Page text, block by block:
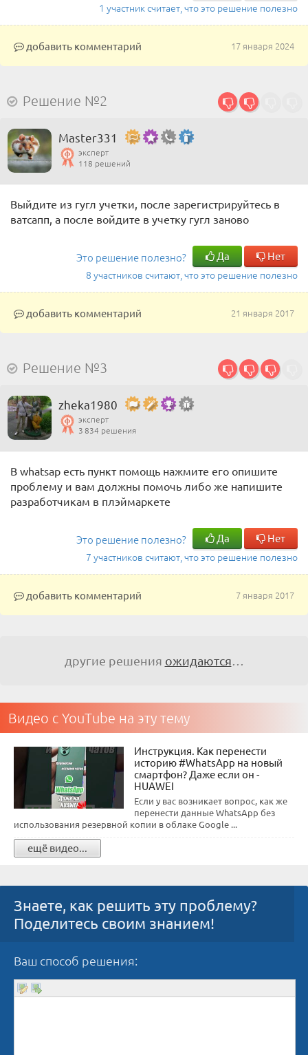
1 участник считает, что это решение полезно
17 января 2024
добавить комментарий
Решение №2
Master331
эксперт
118 решений
Выйдите из гугл учетки, после зарегистрируйтесь в
ватсапп, а после войдите в учетку гугл заново
Это решение полезно? Да Нет
8 участников считают, что это решение полезно
21 января 2017
добавить комментарий
Решение №3
zheka1980
эксперт
3 834 решения
В whatsap есть пункт помощь нажмите его опишите
проблему и вам должны помочь либо же напишите
разработчикам в плэймаркете
Это решение полезно? Да Нет
7 участников считают, что это решение полезно
7 января 2017
добавить комментарий
другие решения ожидаются
Видео с YouTube на эту тему
Инструкция. Как перенести
историю #WhatsApp на новый
смартфон? Даже если он -
HUAWEI
Если у вас возникает вопрос, как же
перенести данные WhatsApp без
использования резервной копии в облаке Google ...
ещё видео...
Знаете, как решить эту проблему?
Поделитесь своим знанием!
Ваш способ решения: